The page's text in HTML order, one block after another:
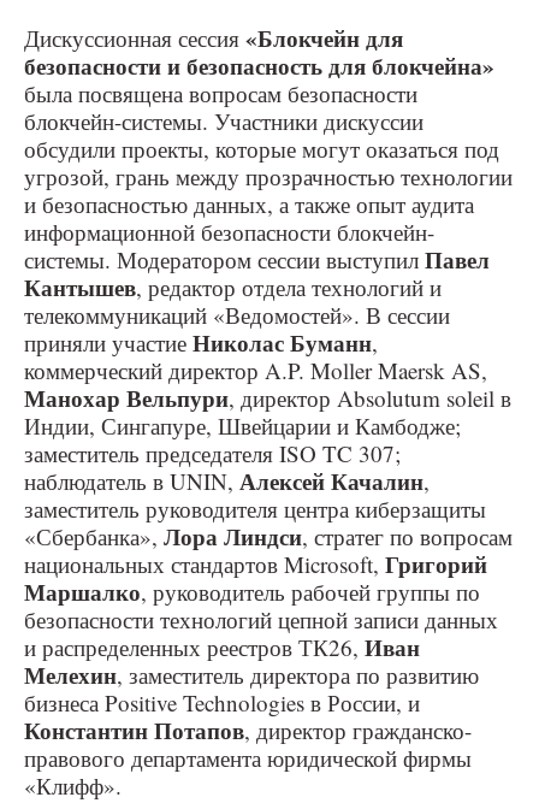
Дискуссионная сессия «Блокчейн для
безопасности и безопасность для блокчейна»
была посвящена вопросам безопасности
блокчейн-системы. Участники дискуссии
обсудили проекты, которые могут оказаться под
угрозой, грань между прозрачностью технологии
и безопасностью данных, а также опыт аудита
информационной безопасности блокчейн-
системы. Модератором сессии выступил Павел
Кантышев, редактор отдела технологий и
телекоммуникаций «Ведомостей». В сессии
приняли участие Николас Буманн,
коммерческий директор A.P. Moller Maersk AS,
Манохар Вельпури, директор Absolutum soleil в
Индии, Сингапуре, Швейцарии и Камбодже;
заместитель председателя ISO TC 307;
наблюдатель в UNIN, Алексей Качалин,
заместитель руководителя центра киберзащиты
«Сбербанка», Лора Линдси, стратег по вопросам
национальных стандартов Microsoft, Григорий
Маршалко, руководитель рабочей группы по
безопасности технологий цепной записи данных
и распределенных реестров ТК26, Иван
Мелехин, заместитель директора по развитию
бизнеса Positive Technologies в России, и
Константин Потапов, директор гражданско-
правового департамента юридической фирмы
«Клифф».